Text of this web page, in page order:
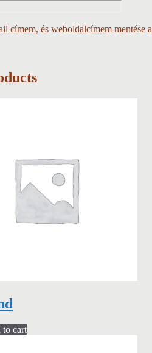
címem, és weboldalcímem mentése
to cart